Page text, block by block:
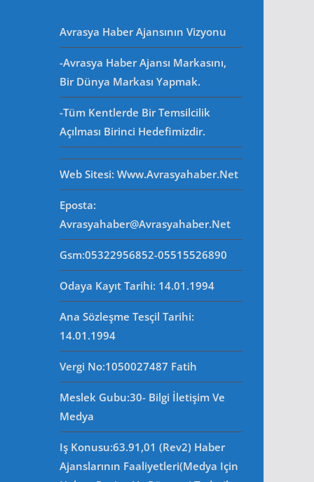
Avrasya Haber Ajansının Vizyonu
-Avrasya Haber Ajansı Markasını,
Bir Dünya Markası Yapmak.
-Tüm Kentlerde Bir Temsilcilik
Açılması Birinci Hedefimizdir.
Web Sitesi: Www.avrasyahaber.net
Eposta:
Avrasyahaber@avrasyahaber.net
Gsm:05322956852-05515526890
Odaya Kayıt Tarihi: 14.01.1994
Ana Sözleşme Tesçil Tarihi:
14.01.1994
Vergi No:1050027487 Fatih
Meslek Gubu:30- Bilgi İletişim Ve
Medya
Iş Konusu:63.91,01 (Rev2) Haber
Ajanslarının Faaliyetleri(Medya Için